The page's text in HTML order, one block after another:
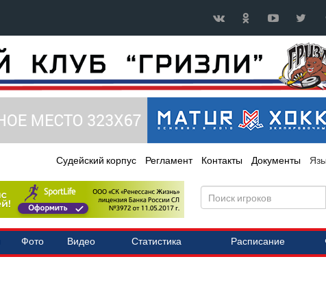
Судейский корпус Регламент Контакты Документы
Фото Видео Статистика Расписание